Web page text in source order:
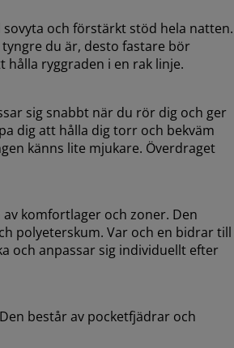
och förstärkt stöd hela natten.
du är, desto fastare bör
hålla ryggraden i en rak linje.
sig snabbt när du rör dig och ger
dig att hålla dig torr och bekväm
känns lite mjukare. Överdraget
komfortlager och zoner. Den
polyeterskum. Var och en bidrar till
och anpassar sig individuellt efter
består av pocketfjädrar och